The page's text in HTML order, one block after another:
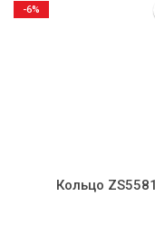
Кольцо ZS5581
-6%